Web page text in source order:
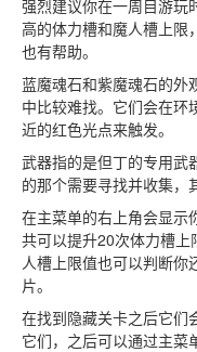
强烈建议你在一周目游玩
高的体力槽和魔人槽上限
也有帮助。
蓝魔魂石和紫魔魂石的外
中比较难找。它们会在环
近的红色光点来触发。
武器指的是但丁的专用武
的那个需要寻找并收集，
在主菜单的右上角会显示
共可以提升20次体力槽
人槽上限值也可以判断
片。
在找到隐藏关卡之后它们
它们，之后可以通过主菜